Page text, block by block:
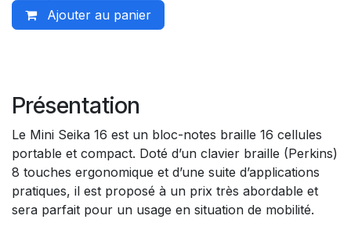
Ajouter au panier
Présentation
Le Mini Seika 16 est un bloc-notes braille 16 cellules
portable et compact. Doté d’un clavier braille (Perkins)
8 touches ergonomique et d’une suite d’applications
pratiques, il est proposé à un prix très abordable et
sera parfait pour un usage en situation de mobilité.